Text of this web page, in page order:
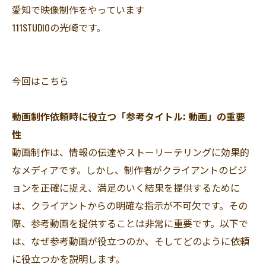
愛知で映像制作をやっています
111STUDIOの光崎です。
今回はこちら
動画制作依頼時に役立つ「参考タイトル: 動画」の重要
性
動画制作は、情報の伝達やストーリーテリングに効果的
なメディアです。しかし、制作者がクライアントのビジ
ョンを正確に捉え、満足のいく結果を提供するために
は、クライアントからの明確な指示が不可欠です。その
際、参考動画を提供することは非常に重要です。以下で
は、なぜ参考動画が役立つのか、そしてどのように依頼
に役立つかを説明します。